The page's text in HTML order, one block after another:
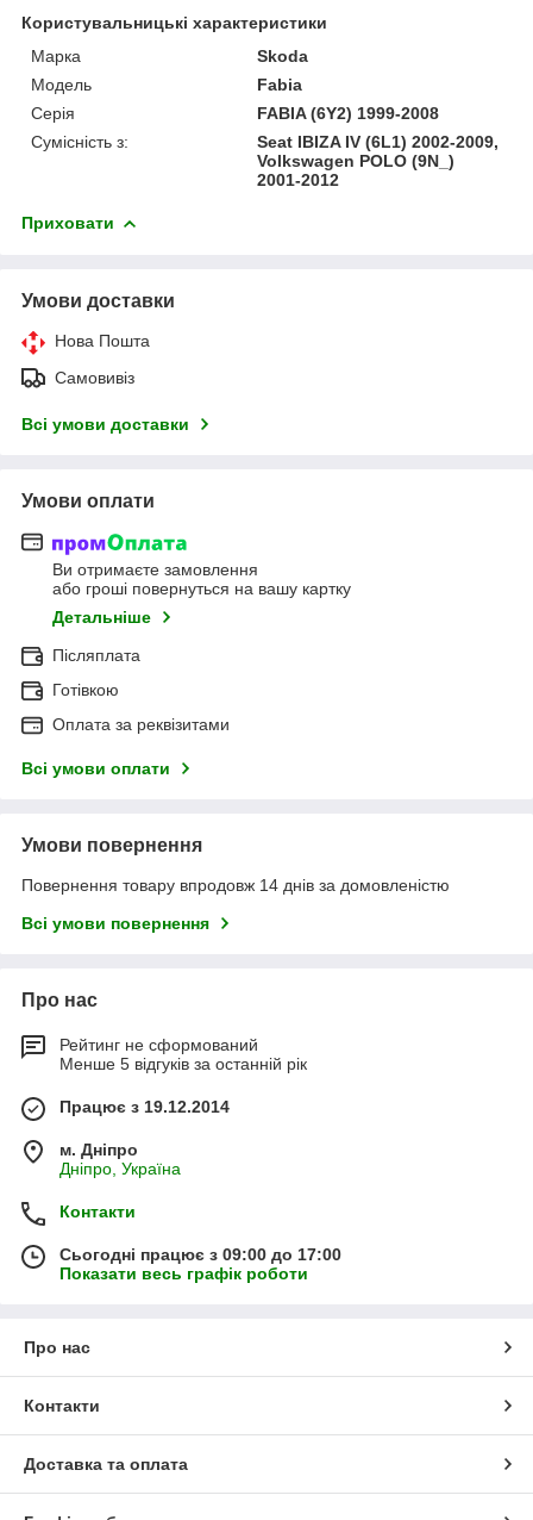
Користувальницькі характеристики
Марка
Skoda
Модель
Fabia
Серія
FABIA (6Y2) 1999-2008
Сумісність з:
Seat IBIZA IV (6L1) 2002-2009,
Volkswagen POLO (9N_)
2001-2012
Приховати
Умови доставки
Нова Пошта
Самовивіз
Всі умови доставки
Умови оплати
Ви отримаєте замовлення
або гроші повернуться на вашу картку
Детальніше
Післяплата
Готівкою
Оплата за реквізитами
Всі умови оплати
Умови повернення
Повернення товару впродовж 14 днів за домовленістю
Всі умови повернення
Про нас
Рейтинг не сформований
Менше 5 відгуків за останній рік
Працює з 19.12.2014
м. Дніпро
Дніпро, Україна
Контакти
Сьогодні працює з 09:00 до 17:00
Показати весь графік роботи
Про нас
Контакти
Доставка та оплата